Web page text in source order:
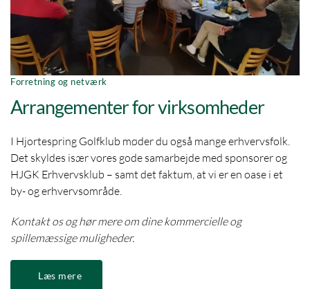
Forretning og netværk
Arrangementer for virksomheder
I Hjortespring Golfklub møder du også mange erhvervsfolk.
Det skyldes især vores gode samarbejde med sponsorer og
HJGK Erhvervsklub – samt det faktum, at vi er en oase i et
by- og erhvervsområde.
Kontakt os og hør mere om dine kommercielle og
spillemæssige muligheder.
Læs mere